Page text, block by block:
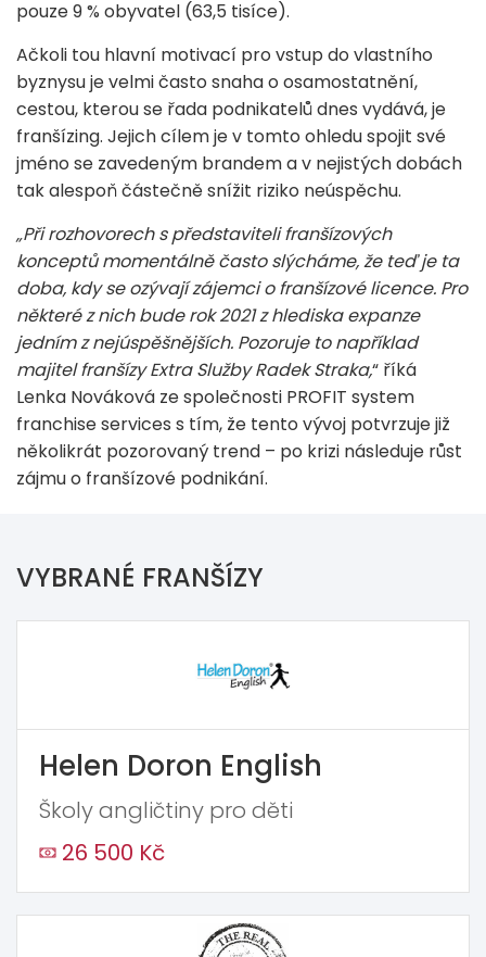
pouze 9 % obyvatel (63,5 tisíce).
Ačkoli tou hlavní motivací pro vstup do vlastního
byznysu je velmi často snaha o osamostatnění,
cestou, kterou se řada podnikatelů dnes vydává, je
franšízing. Jejich cílem je v tomto ohledu spojit své
jméno se zavedeným brandem a v nejistých dobách
tak alespoň částečně snížit riziko neúspěchu.
„Při rozhovorech s představiteli franšízových
konceptů momentálně často slýcháme, že teď je ta
doba, kdy se ozývají zájemci o franšízové licence. Pro
některé z nich bude rok 2021 z hlediska expanze
jedním z nejúspěšnějších. Pozoruje to například
majitel franšízy Extra Služby Radek Straka,“ říká
Lenka Nováková ze společnosti PROFIT system
franchise services s tím, že tento vývoj potvrzuje již
několikrát pozorovaný trend – po krizi následuje růst
zájmu o franšízové podnikání.
VYBRANÉ FRANŠÍZY
Helen Doron English
Školy angličtiny pro děti
26 500 Kč